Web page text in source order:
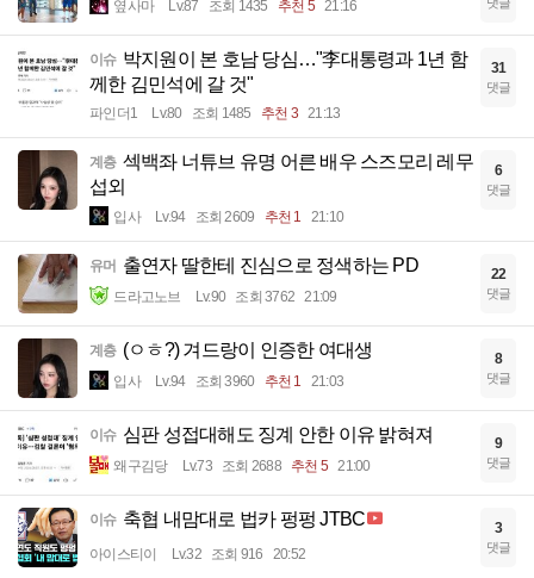
옆사마 Lv.87 조회 1435 추천 5 21:16
이슈 박지원이 본 호남 당심…"李대통령과 1년 함
께한 김민석에 갈 것"
파인더1 Lv.80 조회 1485 추천 3 21:13
31
댓글
계층 섹백좌 너튜브 유명 어른 배우 스즈모리 레무
섭외
입사 Lv.94 조회 2609 추천 1 21:10
6
댓글
유머 출연자 딸한테 진심으로 정색하는 PD
드라고노브 Lv.90 조회 3762 21:09
22
댓글
계층 (ㅇㅎ?) 겨드랑이 인증한 여대생
입사 Lv.94 조회 3960 추천 1 21:03
8
댓글
이슈 심판 성접대해도 징계 안한 이유 밝혀져
왜구김당 Lv.73 조회 2688 추천 5 21:00
9
댓글
이슈 축협 내맘대로 법카 펑펑 JTBC
아이스티이 Lv.32 조회 916 20:52
3
댓글